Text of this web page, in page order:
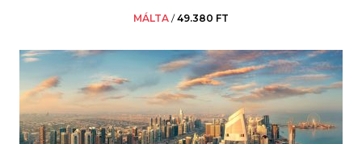
MÁLTA /49.380 FT